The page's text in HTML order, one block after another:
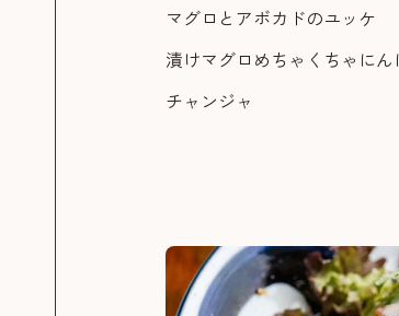
マグロとアボカドのユッケ
漬けマグロめちゃくちゃにん
チャンジャ